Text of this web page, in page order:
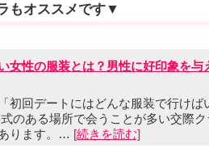
もオススメです▼
女性の服装とは？男性に好印象を与
初回デートにはどんな服装で行けば
のある場所で会うことが多い交際
ります。… [続きを読む]